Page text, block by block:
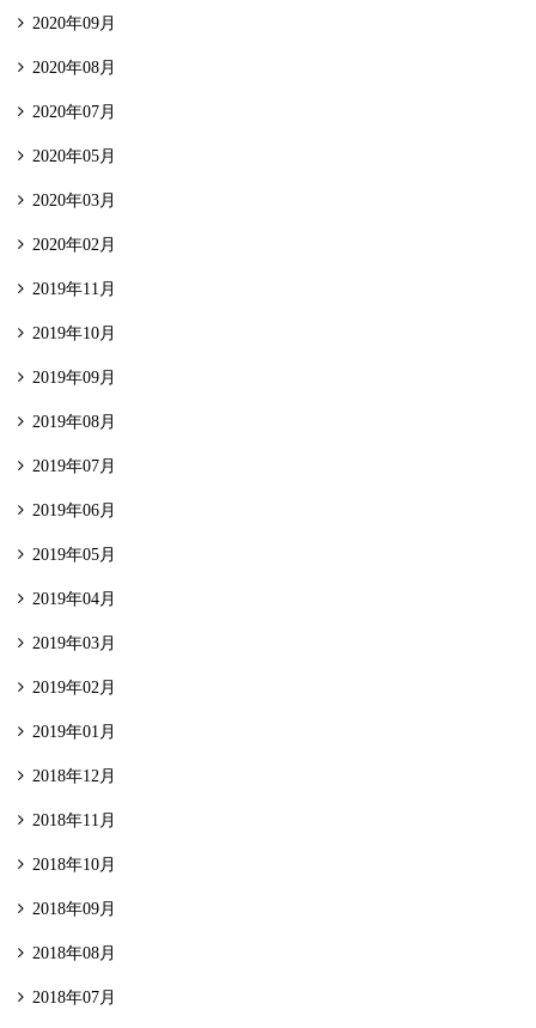
2020年09月
2020年08月
2020年07月
2020年05月
2020年03月
2020年02月
2019年11月
2019年10月
2019年09月
2019年08月
2019年07月
2019年06月
2019年05月
2019年04月
2019年03月
2019年02月
2019年01月
2018年12月
2018年11月
2018年10月
2018年09月
2018年08月
2018年07月